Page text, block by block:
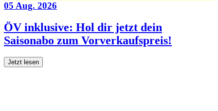
05 Aug. 2026
ÖV inklusive: Hol dir jetzt dein
Saisonabo zum Vorverkaufspreis!
Jetzt lesen